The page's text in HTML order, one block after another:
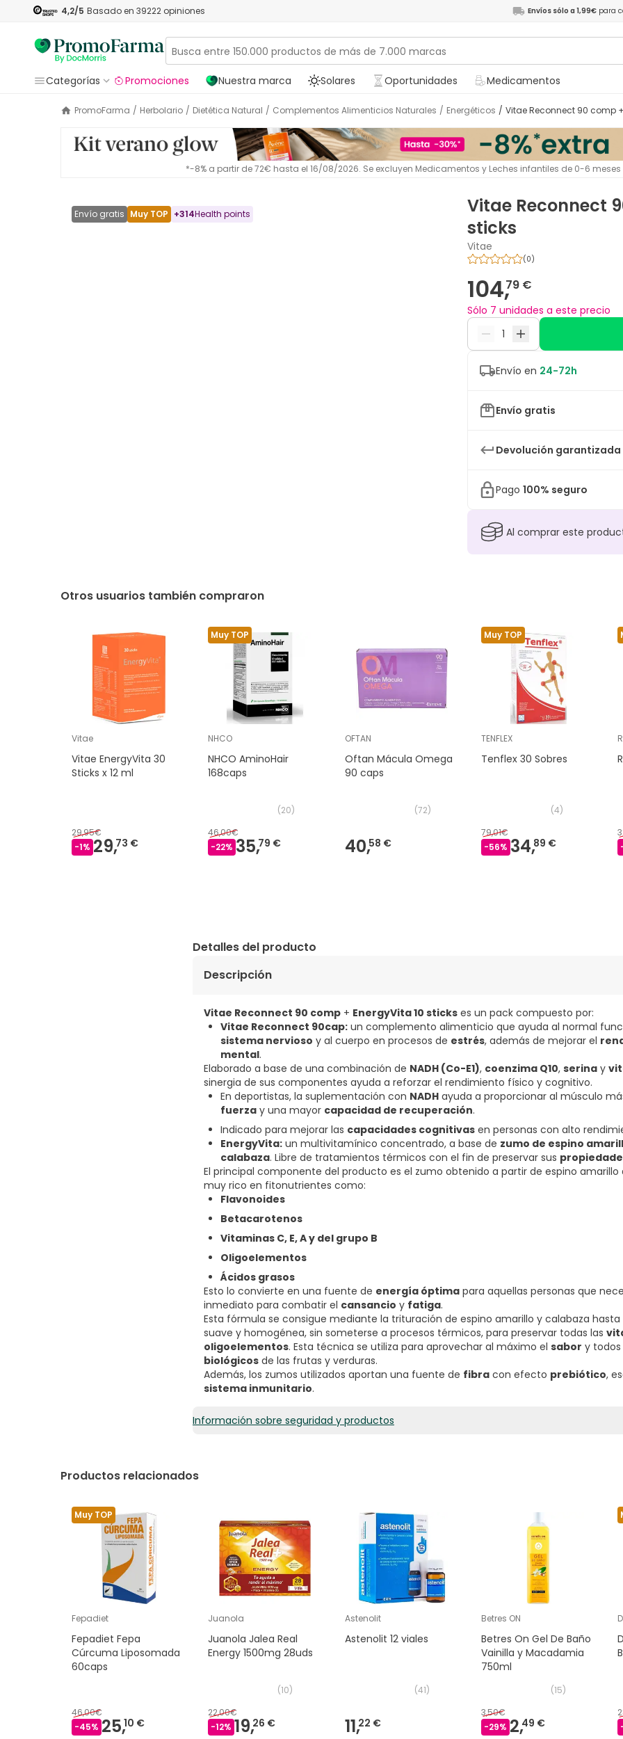
4,2/5 Basado en 39222 opiniones Envíos sólo a 1,99€ para
Categorías
Promociones Nuestra marca Solares Oportunidades Medicamentos
PromoFarma / Herbolario / Dietética Natural / Complementos Alimenticios Naturales / Energéticos / Vitae Reconnect 90 comp
*-8% a partir de 72€ hasta el 16/08/2026. Se excluyen Medicamentos y Leches infantiles de 0-6
Envío gratis Muy TOP +314Health points
Vitae Reconnect
sticks
Vitae
(0)
104,79 €
Sólo 7 unidades a este precio
Envío en 24-72h
Envío gratis
Devolución garantizada
Pago 100% seguro
Al comprar este
Otros usuarios también compraron
Vitae
Vitae EnergyVita 30
Sticks x 12 ml
29,95€
-1% 29,73 €
Muy TOP
NHCO
NHCO AminoHair
168caps
(20)
46,00€
-22% 35,79 €
OFTAN
Oftan Mácula Omega
90 caps
(72)
40,58 €
Muy TOP
TENFLEX
Tenflex 30 Sobres
(4)
79,01€
-56% 34,89 €
Detalles del producto
Descripción
Vitae Reconnect 90 comp + EnergyVita 10 sticks es un pack compuesto por:
Vitae Reconnect 90cap: un complemento alimenticio que ayuda al normal
sistema nervioso y al cuerpo en procesos de estrés, además de mejorar el
mental.
Elaborado a base de una combinación de NADH (Co-E1), coenzima Q10, serina y
sinergia de sus componentes ayuda a reforzar el rendimiento físico y cognitivo.
En deportistas, la suplementación con NADH ayuda a proporcionar al músculo
fuerza y una mayor capacidad de recuperación.
Indicado para mejorar las capacidades cognitivas en personas con alto
EnergyVita: un multivitamínico concentrado, a base de zumo de espino
calabaza. Libre de tratamientos térmicos con el fin de preservar sus
El principal componente del producto es el zumo obtenido a partir de espino
muy rico en fitonutrientes como:
Flavonoides
Betacarotenos
Vitaminas C, E, A y del grupo B
Oligoelementos
Ácidos grasos
Esto lo convierte en una fuente de energía óptima para aquellas personas que
inmediato para combatir el cansancio y fatiga.
Esta fórmula se consigue mediante la trituración de espino amarillo y calabaza
suave y homogénea, sin someterse a procesos térmicos, para preservar todas las
oligoelementos. Esta técnica se utiliza para aprovechar al máximo el sabor y todos
biológicos de las frutas y verduras.
Además, los zumos utilizados aportan una fuente de fibra con efecto prebiótico,
sistema inmunitario.
Información sobre seguridad y productos
Productos relacionados
Muy TOP
Fepadiet
Fepadiet Fepa
Cúrcuma Liposomada
60caps
46,00€
-45% 25,10 €
Juanola
Juanola Jalea Real
Energy 1500mg 28uds
(10)
22,00€
-12% 19,26 €
Astenolit
Astenolit 12 viales
(41)
11,22 €
Betres ON
Betres On Gel De Baño
Vainilla y Macadamia
750ml
(15)
3,50€
-29% 2,49 €